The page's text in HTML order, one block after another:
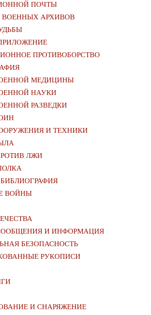
ПОЧТЫ
ВОЕННЫХ АРХИВОВ
ПРОТИВОБОРСТВО
МЕДИЦИНЫ
НАУКИ
РАЗВЕДКИ
И ТЕХНИКИ
ЛЖИ
ВОЙНЫ
И ИНФОРМАЦИЯ
БЕЗОПАСНОСТЬ
РУКОПИСИ
И СНАРЯЖЕНИЕ